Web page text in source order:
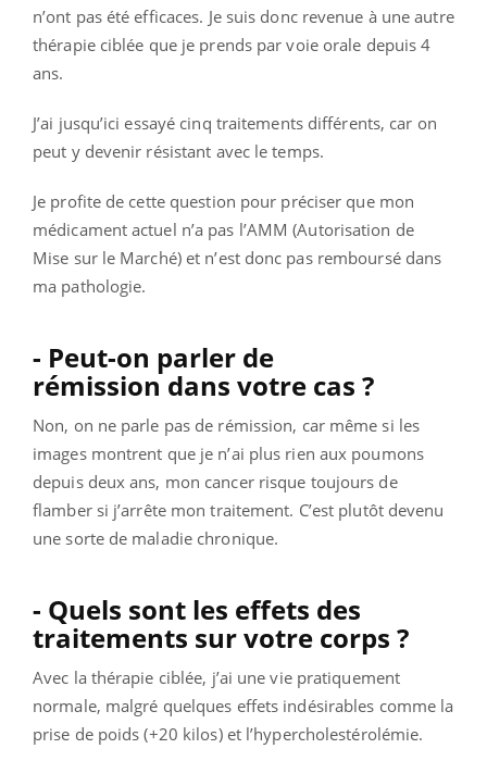
n’ont pas été efficaces. Je suis donc revenue à une autre
thérapie ciblée que je prends par voie orale depuis 4
ans.
J’ai jusqu’ici essayé cinq traitements différents, car on
peut y devenir résistant avec le temps.
Je profite de cette question pour préciser que mon
médicament actuel n’a pas l’AMM (Autorisation de
Mise sur le Marché) et n’est donc pas remboursé dans
ma pathologie.
- Peut-on parler de
rémission dans votre cas ?
Non, on ne parle pas de rémission, car même si les
images montrent que je n’ai plus rien aux poumons
depuis deux ans, mon cancer risque toujours de
flamber si j’arrête mon traitement. C’est plutôt devenu
une sorte de maladie chronique.
- Quels sont les effets des
traitements sur votre corps ?
Avec la thérapie ciblée, j’ai une vie pratiquement
normale, malgré quelques effets indésirables comme la
prise de poids (+20 kilos) et l’hypercholestérolémie.